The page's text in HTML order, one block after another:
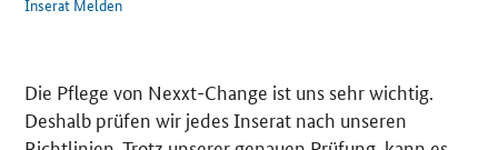
Inserat Melden
Die Pflege von Nexxt-Change ist uns sehr wichtig.
Deshalb prüfen wir jedes Inserat nach unseren